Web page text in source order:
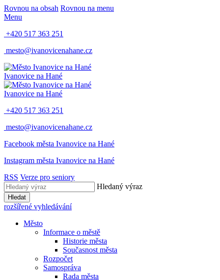
Rovnou na obsah Rovnou na menu
Menu
+420 517 363 251
mesto@ivanovicenahane.cz
Ivanovice na Hané
Ivanovice na Hané
+420 517 363 251
mesto@ivanovicenahane.cz
Facebook města Ivanovice na Hané
Instagram města Ivanovice na Hané
RSS Verze pro seniory
Hledaný výraz
Hledat
rozšířené vyhledávání
Město
Informace o městě
Historie města
Současnost města
Rozpočet
Samospráva
Rada města